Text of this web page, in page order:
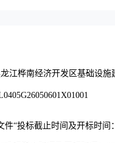
江桦南经济开发区基础设施
件“投标截止时间 及开标时间：